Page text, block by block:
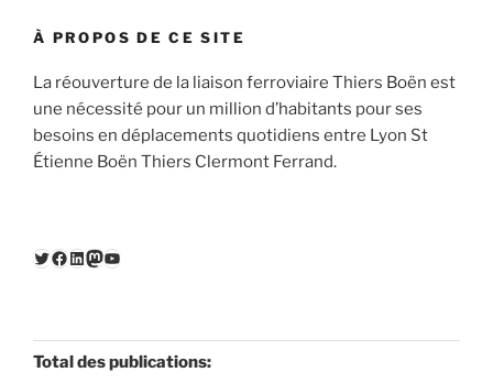
À PROPOS DE CE SITE
La réouverture de la liaison ferroviaire Thiers Boën est
une nécessité pour un million d’habitants pour ses
besoins en déplacements quotidiens entre Lyon St
Étienne Boën Thiers Clermont Ferrand.
Twitter
Facebook
LinkedIn
Mastodon
YouTube
Total des publications: